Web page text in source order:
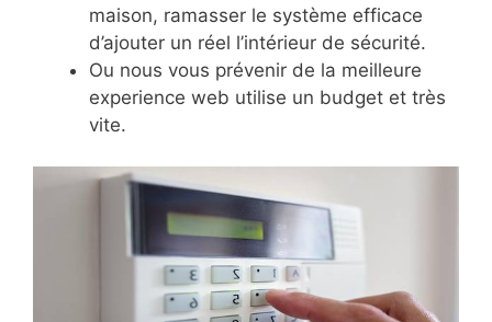
maison, ramasser le système efficace
d’ajouter un réel l’intérieur de sécurité.
Ou nous vous prévenir de la meilleure
experience web utilise un budget et très
vite.